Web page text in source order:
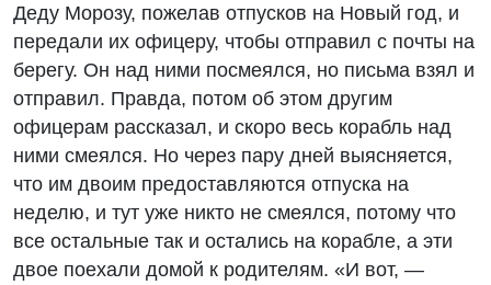
Деду Морозу, пожелав отпусков на Новый год, и
передали их офицеру, чтобы отправил с почты на
берегу. Он над ними посмеялся, но письма взял и
отправил. Правда, потом об этом другим
офицерам рассказал, и скоро весь корабль над
ними смеялся. Но через пару дней выясняется,
что им двоим предоставляются отпуска на
неделю, и тут уже никто не смеялся, потому что
все остальные так и остались на корабле, а эти
двое поехали домой к родителям. «И вот, —